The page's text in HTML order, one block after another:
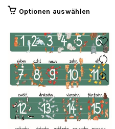
range:
through
7,99 €
Optionen auswählen
has
multiple
variants.
The
options
be
chosen
on